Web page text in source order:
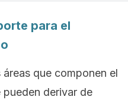
para el
que componen el
derivar de